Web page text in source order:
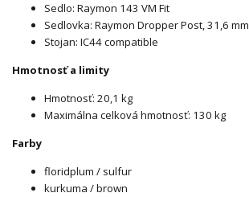
Sedlo: Raymon 143 VM Fit
Sedlovka: Raymon Dropper Post, 31,6 mm
Stojan: IC44 compatible
Hmotnosť a limity
Hmotnosť: 20,1 kg
Maximálna celková hmotnosť: 130 kg
Farby
floridplum / sulfur
kurkuma / brown